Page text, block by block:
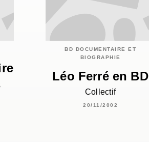
BD DOCUMENTAIRE ET
BIOGRAPHIE
Léo Ferré en BD
Collectif
20/11/2002